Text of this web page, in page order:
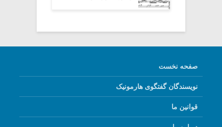
صفحه نخست
نویسندگان گفتگوی هارمونیک
قوانین ما